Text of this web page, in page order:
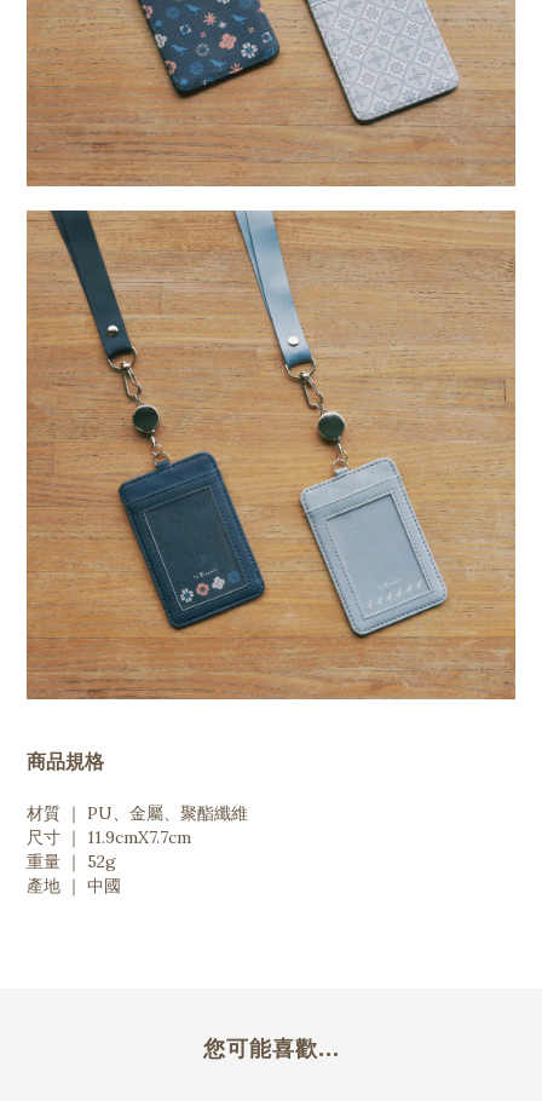
商品規格
材質 ｜ PU、金屬、聚酯纖維
尺寸 ｜ 11.9cmX7.7cm
重量 ｜ 52g
產地 ｜ 中國
您可能喜歡...